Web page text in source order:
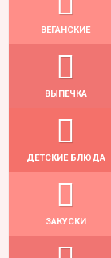
ВЕГАНСКИЕ
ВЫПЕЧКА
ДЕТСКИЕ БЛЮДА
ЗАКУСКИ